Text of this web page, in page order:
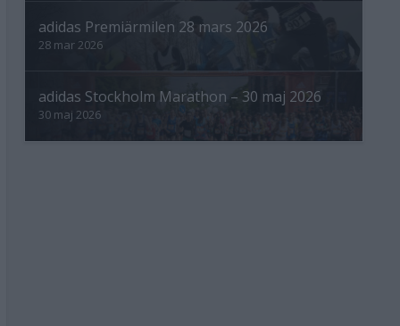
adidas Premiärmilen 28 mars 2026
28 mar 2026
adidas Stockholm Marathon – 30 maj 2026
30 maj 2026